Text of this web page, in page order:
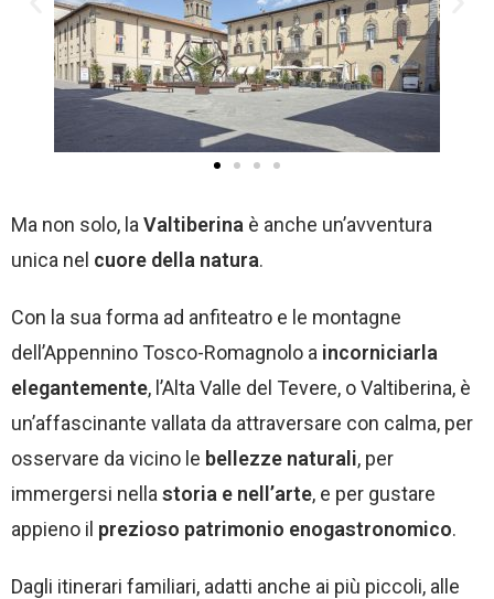
Ma non solo, la Valtiberina è anche un’avventura
unica nel cuore della natura.
Con la sua forma ad anfiteatro e le montagne
dell’Appennino Tosco-Romagnolo a incorniciarla
elegantemente, l’Alta Valle del Tevere, o Valtiberina, è
un’affascinante vallata da attraversare con calma, per
osservare da vicino le bellezze naturali, per
immergersi nella storia e nell’arte, e per gustare
appieno il prezioso patrimonio enogastronomico.
Dagli itinerari familiari, adatti anche ai più piccoli, alle